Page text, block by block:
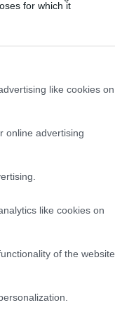
for which it
like cookies on
online advertising
like cookies on
of the website
e seu
na Binance